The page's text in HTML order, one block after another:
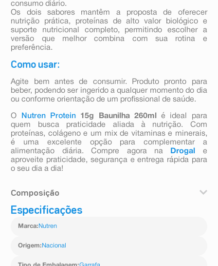
consumo diário.
Os dois sabores mantêm a proposta de oferecer
nutrição prática, proteínas de alto valor biológico e
suporte nutricional completo, permitindo escolher a
versão que melhor combina com sua rotina e
preferência.
Como usar:
Agite bem antes de consumir. Produto pronto para
beber, podendo ser ingerido a qualquer momento do dia
ou conforme orientação de um profissional de saúde.
O Nutren Protein 15g Baunilha 260ml
é ideal para
quem busca praticidade aliada à nutrição. Com
proteínas, colágeno e um mix de vitaminas e minerais,
é uma excelente opção para complementar a
alimentação diária. Compre agora na
Drogal
e
aproveite praticidade, segurança e entrega rápida para
o seu dia a dia!
Composição
Leite semi desnatado, soro de leite reconstituido,
proteina concentrada do soro de leite, enzima lactase,
tribasico, pirofosfato ferrico, óxido de zinco, sulfato de
minerais (ácido l-ascorbico, acetato de DL-alfa-
Especificações
Marca: Nutren
Origem: Nacional